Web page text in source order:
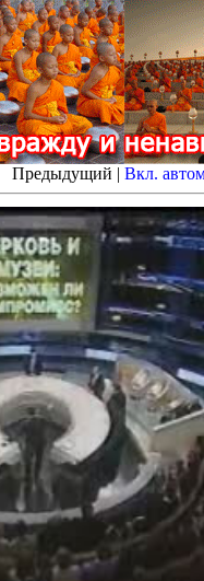
Предыдущий | Вкл.